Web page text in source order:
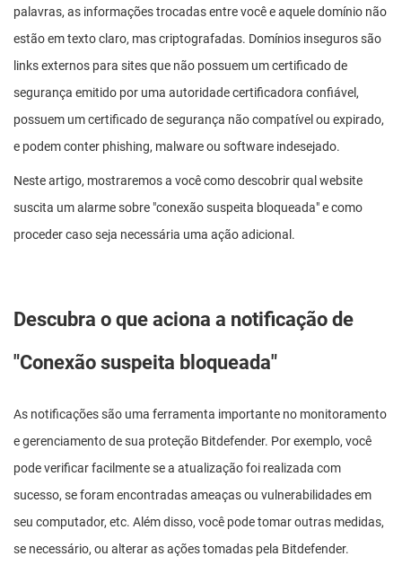
palavras, as informações trocadas entre você e aquele domínio não
estão em texto claro, mas criptografadas. Domínios inseguros são
links externos para sites que não possuem um certificado de
segurança emitido por uma autoridade certificadora confiável,
possuem um certificado de segurança não compatível ou expirado,
e podem conter phishing, malware ou software indesejado.
Neste artigo, mostraremos a você como descobrir qual website
suscita um alarme sobre "conexão suspeita bloqueada" e como
proceder caso seja necessária uma ação adicional.
Descubra o que aciona a notificação de
"Conexão suspeita bloqueada"
As notificações são uma ferramenta importante no monitoramento
e gerenciamento de sua proteção Bitdefender. Por exemplo, você
pode verificar facilmente se a atualização foi realizada com
sucesso, se foram encontradas ameaças ou vulnerabilidades em
seu computador, etc. Além disso, você pode tomar outras medidas,
se necessário, ou alterar as ações tomadas pela Bitdefender.